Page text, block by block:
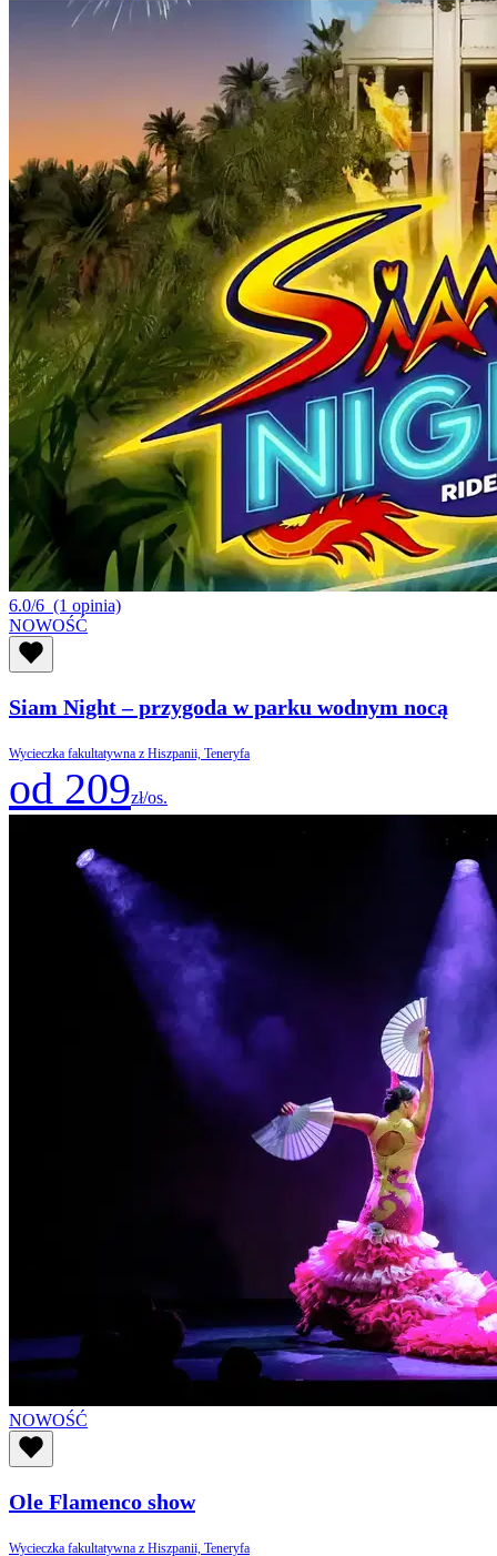
6.0/6 (1 opinia)
NOWOŚĆ
Siam Night – przygoda w parku wodnym nocą
Wycieczka fakultatywna z Hiszpanii, Teneryfa
od 209zł/os.
NOWOŚĆ
Ole Flamenco show
Wycieczka fakultatywna z Hiszpanii, Teneryfa